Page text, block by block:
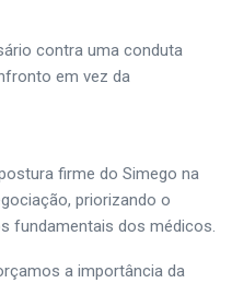
contra uma conduta
em vez da
firme do Simego na
priorizando o
fundamentais dos médicos.
a importância da